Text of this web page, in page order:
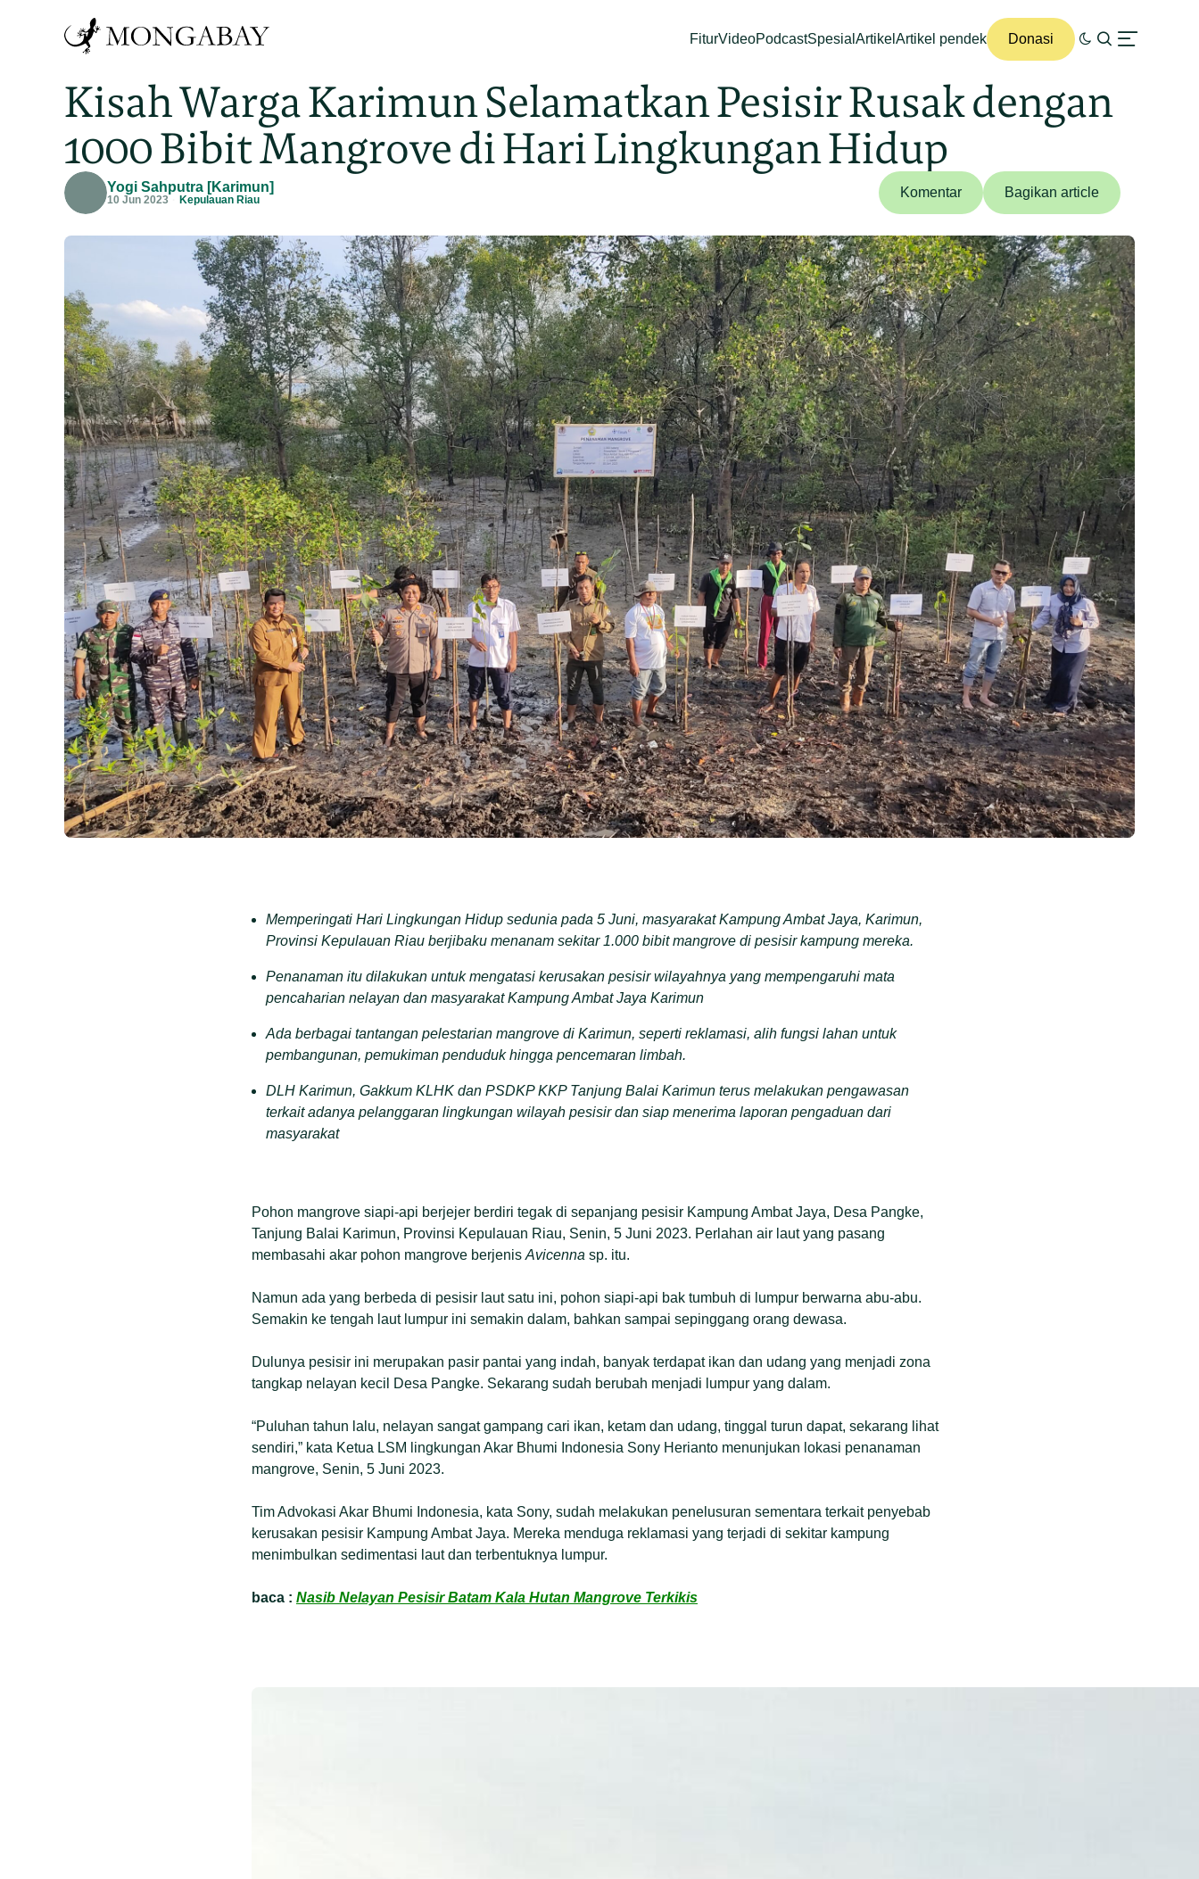
FiturVideoPodcastSpesial Artikel Artikel pendek Donasi
Kisah Warga Karimun Selamatkan Pesisir Rusak dengan
1000 Bibit Mangrove di Hari Lingkungan Hidup
Yogi Sahputra [Karimun]
10 Jun 2023 Kepulauan Riau Komentar Bagikan article
Memperingati Hari Lingkungan Hidup sedunia pada 5 Juni, masyarakat Kampung Ambat Jaya, Karimun,
Provinsi Kepulauan Riau berjibaku menanam sekitar 1.000 bibit mangrove di pesisir kampung mereka.
Penanaman itu dilakukan untuk mengatasi kerusakan pesisir wilayahnya yang mempengaruhi mata
pencaharian nelayan dan masyarakat Kampung Ambat Jaya Karimun
Ada berbagai tantangan pelestarian mangrove di Karimun, seperti reklamasi, alih fungsi lahan untuk
pembangunan, pemukiman penduduk hingga pencemaran limbah.
DLH Karimun, Gakkum KLHK dan PSDKP KKP Tanjung Balai Karimun terus melakukan pengawasan
terkait adanya pelanggaran lingkungan wilayah pesisir dan siap menerima laporan pengaduan dari
masyarakat
Pohon mangrove siapi-api berjejer berdiri tegak di sepanjang pesisir Kampung Ambat Jaya, Desa Pangke,
Tanjung Balai Karimun, Provinsi Kepulauan Riau, Senin, 5 Juni 2023. Perlahan air laut yang pasang
membasahi akar pohon mangrove berjenis Avicenna sp. itu.
Namun ada yang berbeda di pesisir laut satu ini, pohon siapi-api bak tumbuh di lumpur berwarna abu-abu.
Semakin ke tengah laut lumpur ini semakin dalam, bahkan sampai sepinggang orang dewasa.
Dulunya pesisir ini merupakan pasir pantai yang indah, banyak terdapat ikan dan udang yang menjadi zona
tangkap nelayan kecil Desa Pangke. Sekarang sudah berubah menjadi lumpur yang dalam.
“Puluhan tahun lalu, nelayan sangat gampang cari ikan, ketam dan udang, tinggal turun dapat, sekarang lihat
sendiri,” kata Ketua LSM lingkungan Akar Bhumi Indonesia Sony Herianto menunjukan lokasi penanaman
mangrove, Senin, 5 Juni 2023.
Tim Advokasi Akar Bhumi Indonesia, kata Sony, sudah melakukan penelusuran sementara terkait penyebab
kerusakan pesisir Kampung Ambat Jaya. Mereka menduga reklamasi yang terjadi di sekitar kampung
menimbulkan sedimentasi laut dan terbentuknya lumpur.
baca : Nasib Nelayan Pesisir Batam Kala Hutan Mangrove Terkikis